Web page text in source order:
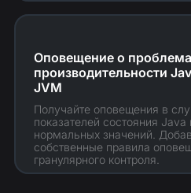
Оповещение о
производительности
JVM
Получайте оповещения в
показателей состояния
нормальных значений.
собственные правила
гранулярного контроля.